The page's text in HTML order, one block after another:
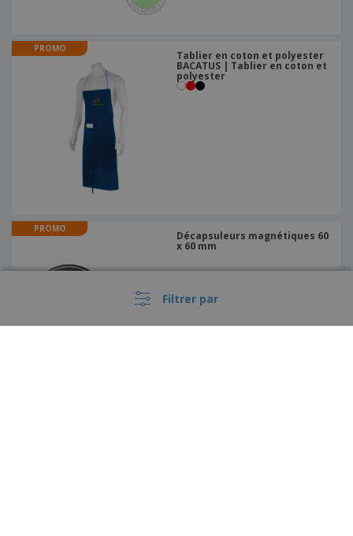
Filtrer par
PROMO
Tablier en coton et polyester
BACATUS | Tablier en coton et
polyester
PROMO
Décapsuleurs magnétiques 60
x 60 mm